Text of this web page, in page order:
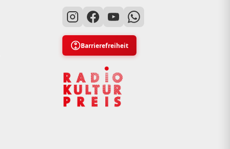
Barrierefreiheit